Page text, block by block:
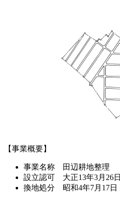
【事業概要】
事業名称 田辺耕地整理
設立認可 大正13年3月26日
換地処分 昭和4年7月17日